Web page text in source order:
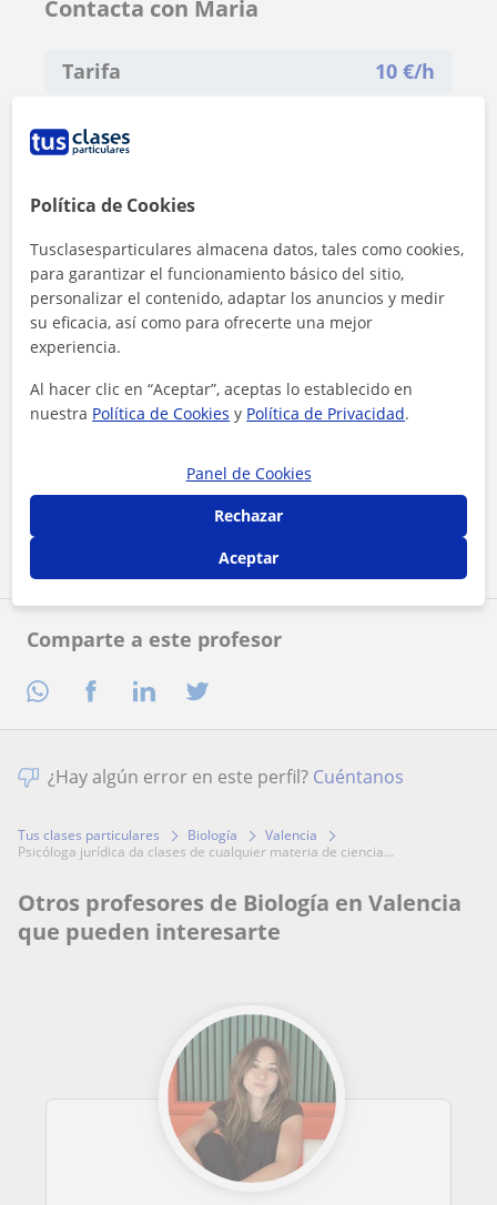
Comparte a este profesor
Contacta con Maria
Tarifa 10 €/h
Contactar ahora
¿Hay algún error en este perfil? Cuéntanos
Tus clases particulares Biología
Valencia
psicóloga jurídica da clases de cualquier materia de ciencia...
Otros profesores de Biología en Valencia
que pueden interesarte
Política de Cookies
Tusclasesparticulares almacena datos, tales como cookies,
para garantizar el funcionamiento básico del sitio,
personalizar el contenido, adaptar los anuncios y medir
su eficacia, así como para ofrecerte una mejor
experiencia.
Al hacer clic en “Aceptar”, aceptas lo establecido en
nuestra Política de Cookies y Política de Privacidad.
Panel de Cookies
Rechazar
Aceptar